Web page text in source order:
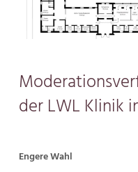
der LWL Klinik
Engere Wahl